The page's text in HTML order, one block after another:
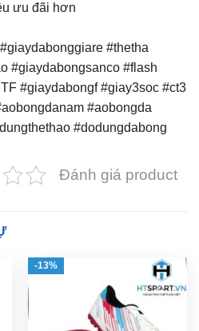
ưu đãi hơn
#thetha
#giaydabongsanco #flash
#giaydabongf #giay3soc #ct3
#aobongda
#dodungdabong
Đánh giá product
-13%